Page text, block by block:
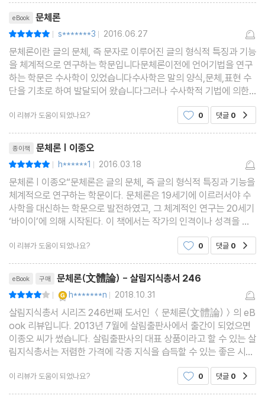
eBook 문체론
| s*******3 | 2016.06.27
문체론이란 글의 문체, 즉 문자로 이루어진 글의 형식적 특징과 기능
을 체계적으로 연구하는 학문입니다문체론이전에 언어기법을 연구
하는 학문은 수사학이 있었습니다수사학은 말의 양식,문체,표현 수
단을 기초로 하여 발달되어 왔습니다그러나 수사학적 기법에 의한
문체는 굳어진 어법과 문장부호 , 표기법등을 그대로 사용하면서 개
인의 특수한 문체나 사상표현의 개성을 무시하는 문
이 리뷰가 도움이 되었나요? 0 댓글 0
종이책 문체론 | 이종오
| h******1 | 2016.03.18
문체론 | 이종오“문체론은 글의 문체, 즉 글의 형식적 특징과 기능을
체계적으로 연구하는 학문이다. 문체론은 19세기에 이르러서야 수
사학을 대신하는 학문으로 발전하였고, 그 체계적인 연구는 20세기
‘바이이’에 의해 시작된다. 이 책에서는 작가의 인격이나 성격을 다
루는 인상주의적인 문학적 문체론을 극복하기 위하여, 그리고 문학
적 언어사용을 다루는 언어학적 문체론의
이 리뷰가 도움이 되었나요? 0 댓글 0
eBook 구매 문체론(文體論) - 살림지식총서 246
| h*******n | 2018.10.31
살림지식총서 시리즈 246번째 도서인 ＜문체론(文體論)＞의 eB
ook 리뷰입니다. 2013년 7월에 살림출판사에서 출간이 되었으면
이종오 씨가 썼습니다. 살림출판사의 대표 상품이라고 할 수 있는 살
림지식총서는 저렴한 가격에 각종 지식을 습득할 수 있는 좋은 시리
즈입니다. 그래서 가끔 이렇게 관심이 있는 분야의 책을 구매하곤 합
니다. ＜문체론(文體論)＞은 쓰기에 관심이 많은 저에
이 리뷰가 도움이 되었나요? 0 댓글 0